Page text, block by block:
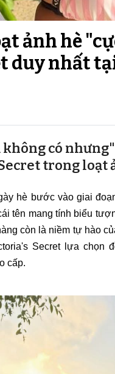
ảnh hè
duy nhất
không có
trong loạt
hè bước vào giai
tên mang tính biểu
còn là niềm tự hào
Secret lựa chọn
cấp.